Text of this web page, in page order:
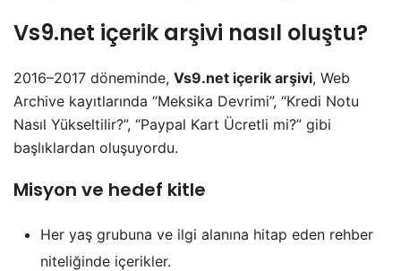
Vs9.net içerik arşivi nasıl oluştu?
2016–2017 döneminde, Vs9.net içerik arşivi, Web
Archive kayıtlarında “Meksika Devrimi”, “Kredi Notu
Nasıl Yükseltilir?”, “Paypal Kart Ücretli mi?” gibi
başlıklardan oluşuyordu.
Misyon ve hedef kitle
Her yaş grubuna ve ilgi alanına hitap eden rehber
niteliğinde içerikler.